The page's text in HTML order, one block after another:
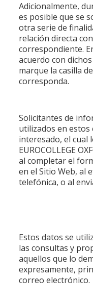
Adicionalmente,
es posible que se
otra serie de
relación directa
correspondiente.
acuerdo con
marque la casilla
corresponda.
Solicitantes de
utilizados en
interesado, el cual
EUROCOLLEGE
al completar el
en el Sitio Web, al
telefónica, o al
Estos datos se
las consultas y
aquellos que lo
expresamente,
correo electrónico.